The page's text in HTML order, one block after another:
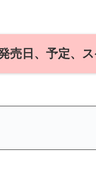
日、予定、